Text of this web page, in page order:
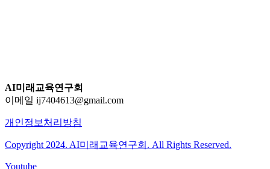
AI미래교육연구회
이메일 ij7404613@gmail.com
개인정보처리방침
Copyright 2024. AI미래교육연구회. All Rights Reserved.
Youtube